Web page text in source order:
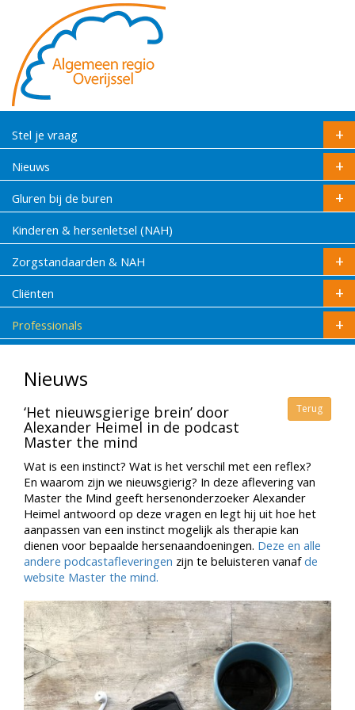
Stel je vraag
Nieuws
Gluren bij de buren
Kinderen & hersenletsel (NAH)
Zorgstandaarden & NAH
Cliënten
Professionals
Nieuws
Terug
‘Het nieuwsgierige brein’ door
Alexander Heimel in de podcast
Master the mind
Wat is een instinct? Wat is het verschil met een reflex?
En waarom zijn we nieuwsgierig? In deze aflevering van
Master the Mind geeft hersenonderzoeker Alexander
Heimel antwoord op deze vragen en legt hij uit hoe het
aanpassen van een instinct mogelijk als therapie kan
dienen voor bepaalde hersenaandoeningen. Deze en alle
andere podcastafleveringen zijn te beluisteren vanafde
website Master the mind.